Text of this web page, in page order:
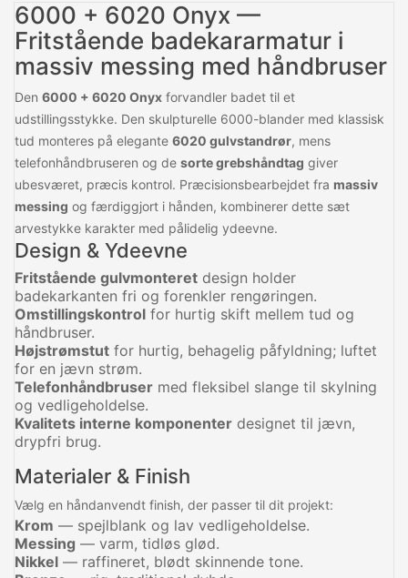
6000 + 6020 Onyx —
Fritstående badekararmatur i
massiv messing med håndbruser
Den 6000 + 6020 Onyx forvandler badet til et
udstillingsstykke. Den skulpturelle 6000-blander med klassisk
tud monteres på elegante 6020 gulvstandrør, mens
telefonhåndbruseren og de sorte grebshåndtag giver
ubesværet, præcis kontrol. Præcisionsbearbejdet fra massiv
messing og færdiggjort i hånden, kombinerer dette sæt
arvestykke karakter med pålidelig ydeevne.
Design & Ydeevne
Fritstående gulvmonteret design holder
badekarkanten fri og forenkler rengøringen.
Omstillingskontrol for hurtig skift mellem tud og
håndbruser.
Højstrømstut for hurtig, behagelig påfyldning; luftet
for en jævn strøm.
Telefonhåndbruser med fleksibel slange til skylning
og vedligeholdelse.
Kvalitets interne komponenter designet til jævn,
drypfri brug.
Materialer & Finish
Vælg en håndanvendt finish, der passer til dit projekt:
Krom — spejlblank og lav vedligeholdelse.
Messing — varm, tidløs glød.
Nikkel — raffineret, blødt skinnende tone.